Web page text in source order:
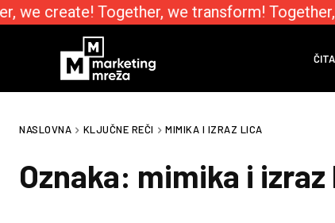
we create! Together, we transform!
NASLOVNA KLJUČNE REČI MIMIKA I IZRAZ LICA
Oznaka: mimika i izraz